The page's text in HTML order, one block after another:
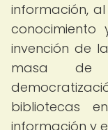
información,
invención de
masa de
bibliotecas
información y